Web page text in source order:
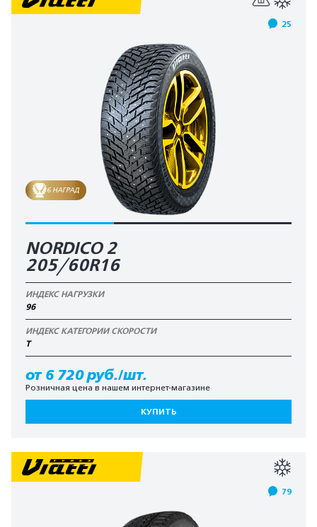
25
6 НАГРАД
NORDICO 2
205/60R16
ИНДЕКС НАГРУЗКИ
96
ИНДЕКС КАТЕГОРИИ СКОРОСТИ
T
от 6 720 руб./шт.
Розничная цена в нашем интернет-магазине
КУПИТЬ
79